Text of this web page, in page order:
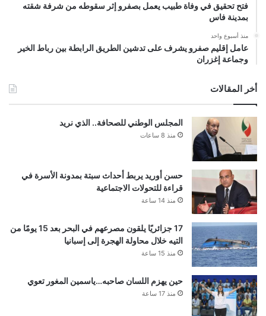
فتح تحقيق في وفاة طبيب يعمل بصفرو إثر سقوطه من شرفة شقته
بمدينة فاس
منذ أسبوع واحد
عامل إقليم صفرو يشرف على تدشين الطريق الرابطة بين رباط الخير
وجماعة إغزران
أخر المقالات
المجلس الوطني للصحافة.. الذي نريد
منذ 8 ساعات
حسن أوريد يربط أحداث سبتة بمدونة الأسرة في
قراءة للتحولات الاجتماعية
منذ 14 ساعة
17 جزائريًا يلقون مصرعهم في البحر بعد 15 يومًا من
التيه خلال محاولة الهجرة إلى إسبانيا
منذ 15 ساعة
حين يهزم اللسان صاحبه…ياسمين المغور تعوي
منذ 17 ساعة